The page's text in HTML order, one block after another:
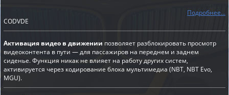
Подробнее...
CODVDE
Активация видео в движении позволяет разблокировать просмотр
видеоконтента в пути — для пассажиров на переднем и заднем
сиденье. Функция никак не влияет на работу других систем,
активируется через кодирование блока мультимедиа (NBT, NBT Evo,
MGU).